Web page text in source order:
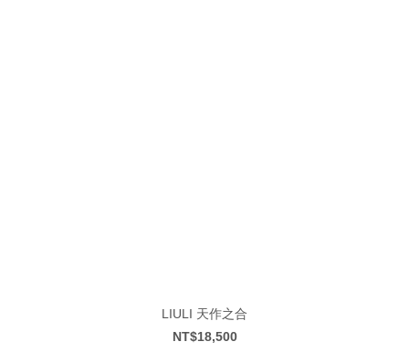
LIULI 天作之合
NT$18,500